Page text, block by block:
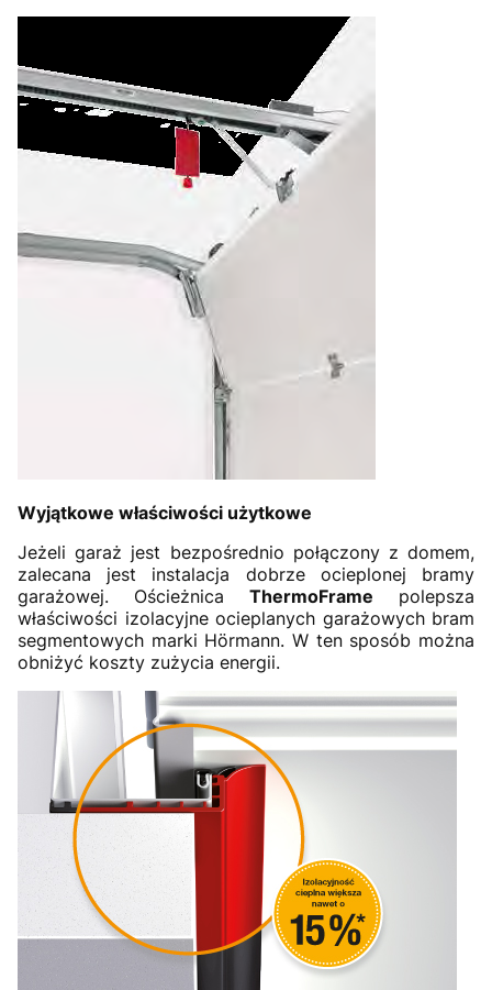
Wyjątkowe właściwości użytkowe
Jeżeli garaż jest bezpośrednio połączony z domem,
zalecana jest instalacja dobrze ocieplonej bramy
garażowej. Ościeżnica ThermoFrame polepsza
właściwości izolacyjne ocieplanych garażowych bram
segmentowych marki Hörmann. W ten sposób można
obniżyć koszty zużycia energii.